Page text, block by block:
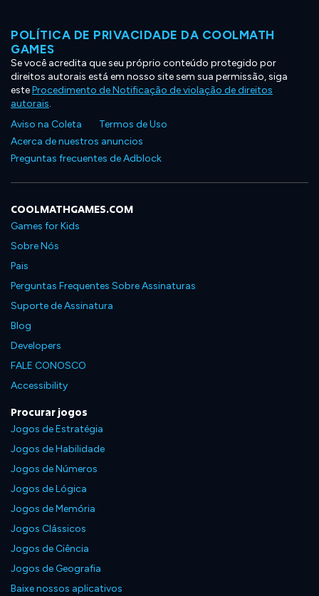
POLÍTICA DE PRIVACIDADE DA COOLMATH
GAMES
Se você acredita que seu próprio conteúdo protegido por
direitos autorais está em nosso site sem sua permissão, siga
esteProcedimento de Notificação de violação de direitos
autorais.
Aviso na Coleta
Termos de Uso
Acerca de nuestros anuncios
Preguntas frecuentes de Adblock
COOLMATHGAMES.COM
Games for Kids
Sobre Nós
Pais
Perguntas Frequentes Sobre Assinaturas
Suporte de Assinatura
Blog
Developers
FALE CONOSCO
Accessibility
Procurar jogos
Jogos de Estratégia
Jogos de Habilidade
Jogos de Números
Jogos de Lógica
Jogos de Memória
Jogos Clássicos
Jogos de Ciência
Jogos de Geografia
Baixe nossos aplicativos